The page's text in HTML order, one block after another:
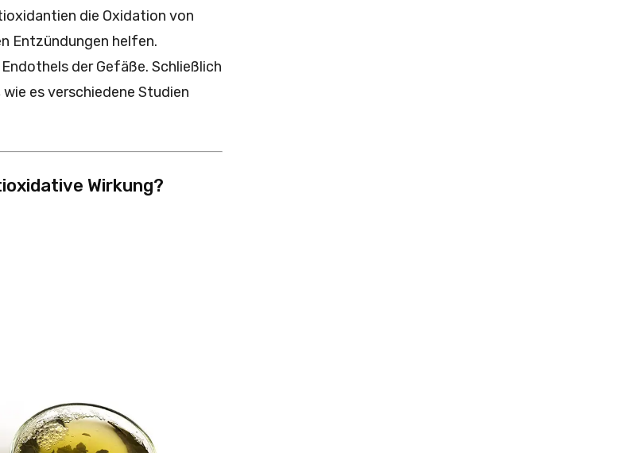
die Oxidation von
Entzündungen helfen.
der Gefäße. Schließlich
es verschiedene Studien
Wirkung?